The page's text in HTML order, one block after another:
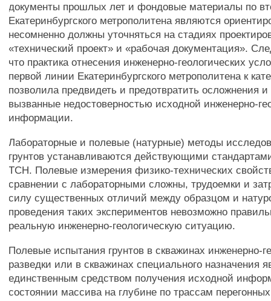
документы прошлых лет и фондовые материалы по
Екатеринбургского метрополитена являются
несомненно должны уточняться на стадиях
«технический проект» и «рабочая документация».
что практика отнесения инженерно-геологических
первой линии Екатеринбургского метрополитена к
позволила предвидеть и предотвратить осложнения
вызванные недостоверностью исходной инженерно-
информации.
Лабораторные и полевые (натурные) методы
грунтов устанавливаются действующими
ТСН. Полевые измерения физико-технических
сравнении с лабораторными сложны, трудоемки и
силу существенных отличий между образцом и
проведения таких экспериментов невозможно
реальную инженерно-геологическую ситуацию.
Полевые испытания грунтов в скважинах инженерно-
разведки или в скважинах специального назначения
единственным средством получения исходной
состоянии массива на глубине по трассам